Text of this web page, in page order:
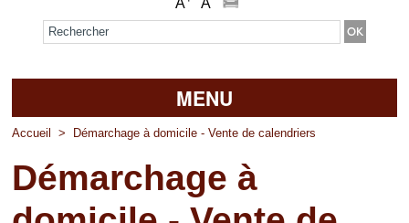
Formulaire de recherche
MENU
Accueil
La mairie
Découvrir Pierrefitte
Accueil > Démarchage à domicile - Vente de calendriers
Démarchage à